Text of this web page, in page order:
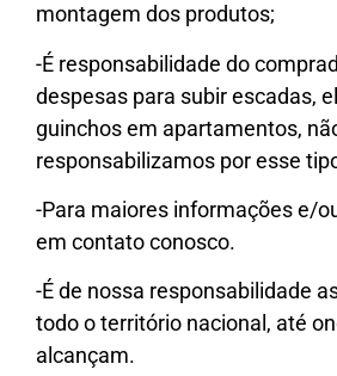
montagem dos produtos;
-É responsabilidade do
despesas para subir escadas,
guinchos em apartamentos,
responsabilizamos por esse
-Para maiores informações e/
em contato conosco.
-É de nossa responsabilidade
todo o território nacional, até
alcançam.